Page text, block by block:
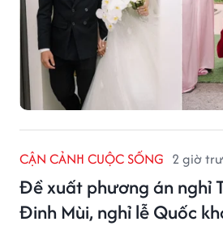
CẬN CẢNH CUỘC SỐNG 2 giờ
Đề xuất phương án nghỉ
Đinh Mùi, nghỉ lễ Quốc